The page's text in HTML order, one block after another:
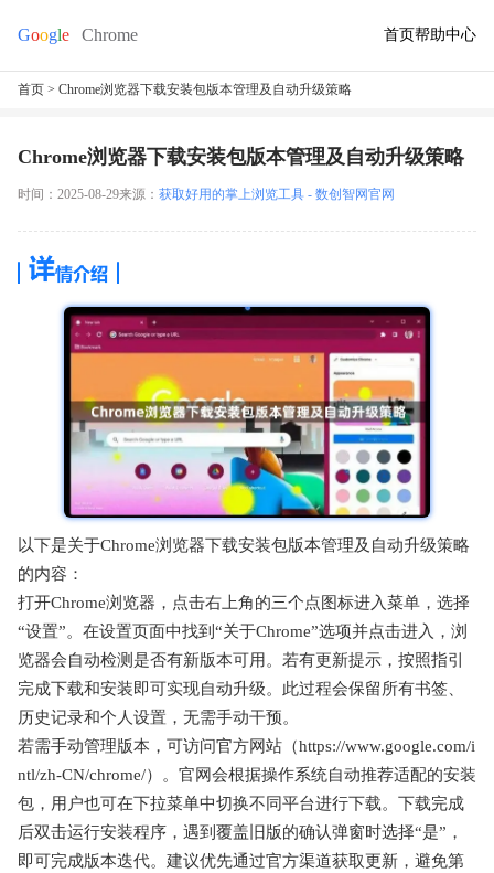
首页帮助中心
首页 > Chrome浏览器下载安装包版本管理及自动升级策略
Chrome浏览器下载安装包版本管理及自动升级策略
时间：2025-08-29来源： 获取好用的掌上浏览工具 - 数创智网官网
以下是关于Chrome浏览器下载安装包版本管理及自动升级策略
的内容：
打开Chrome浏览器，点击右上角的三个点图标进入菜单，选择
“设置”。在设置页面中找到“关于Chrome”选项并点击进入，浏
览器会自动检测是否有新版本可用。若有更新提示，按照指引
完成下载和安装即可实现自动升级。此过程会保留所有书签、
历史记录和个人设置，无需手动干预。
若需手动管理版本，可访问官方网站（https://www.google.com/i
ntl/zh-CN/chrome/）。官网会根据操作系统自动推荐适配的安装
包，用户也可在下拉菜单中切换不同平台进行下载。下载完成
后双击运行安装程序，遇到覆盖旧版的确认弹窗时选择“是”，
即可完成版本迭代。建议优先通过官方渠道获取更新，避免第